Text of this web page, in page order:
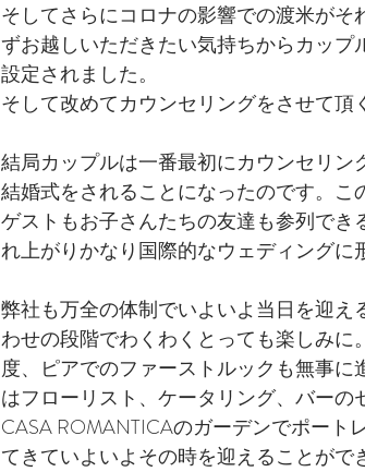
そしてさらにコロナの影響での渡米が
ずお越しいただきたい気持ちからカッ
設定されました。
そして改めてカウンセリングをさせて頂
結局カップルは一番最初にカウンセリ
結婚式をされることになったのです。こ
ゲストもお子さんたちの友達も参列で
れ上がりかなり国際的なウェディングに
弊社も万全の体制でいよいよ当日を迎
わせの段階でわくわくとっても楽しみ
度、ピアでのファーストルックも無事
はフローリスト、ケータリング、バー
CASA ROMANTICAのガーデンでポー
てきていよいよその時を迎えることがで